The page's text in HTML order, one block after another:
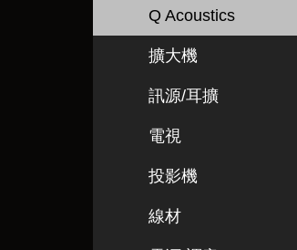
Q Acoustics
擴大機
訊源/耳擴
電視
投影機
線材